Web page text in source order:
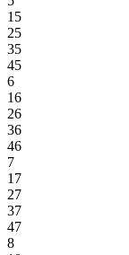
15
25
35
45
6
16
26
36
46
7
17
27
37
47
8